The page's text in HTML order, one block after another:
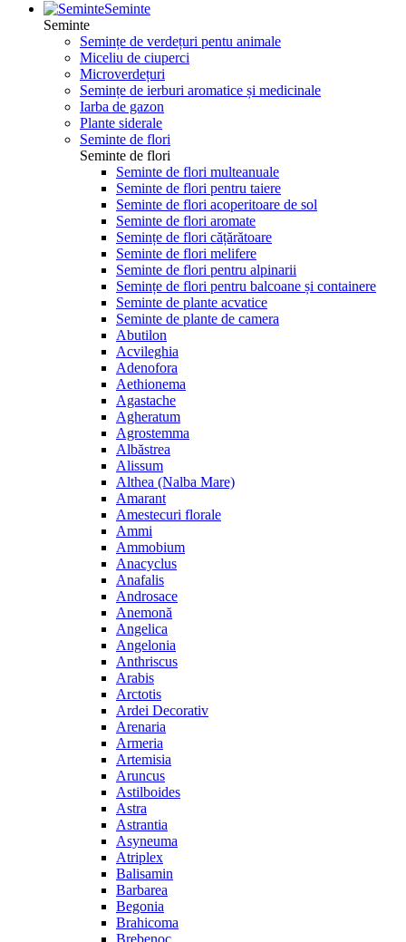
Seminte
Seminte
Semințe de verdețuri pentu animale
Miceliu de ciuperci
Microverdețuri
Semințe de ierburi aromatice și medicinale
Iarba de gazon
Plante siderale
Seminte de flori
Seminte de flori
Seminte de flori multeanuale
Seminte de flori pentru taiere
Seminte de flori acoperitoare de sol
Seminte de flori aromate
Semințe de flori cățărătoare
Seminte de flori melifere
Seminte de flori pentru alpinarii
Semințe de flori pentru balcoane și containere
Seminte de plante acvatice
Seminte de plante de camera
Abutilon
Acvileghia
Adenofora
Aethionema
Agastache
Agheratum
Agrostemma
Albăstrea
Alissum
Althea (Nalba Mare)
Amarant
Amestecuri florale
Ammi
Ammobium
Anacyclus
Anafalis
Androsace
Anemonă
Angelica
Angelonia
Anthriscus
Arabis
Arctotis
Ardei Decorativ
Arenaria
Armeria
Artemisia
Aruncus
Astilboides
Astra
Astrantia
Asyneuma
Atriplex
Balisamin
Barbarea
Begonia
Brahicoma
Brebenoc